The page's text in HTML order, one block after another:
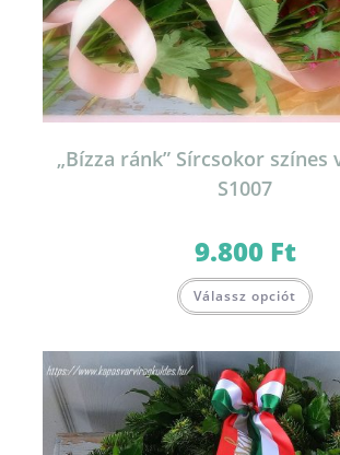
„Bízza ránk” Sírcsokor színes
S1007
9.800 Ft
Válassz opciót